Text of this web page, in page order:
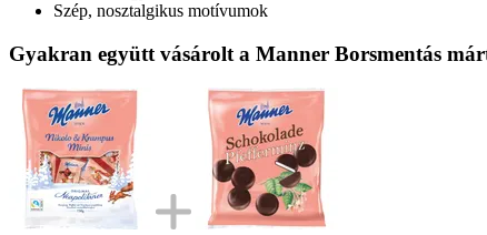
Szép, nosztalgikus motívumok
Gyakran együtt vásárolt a Manner Borsmentás